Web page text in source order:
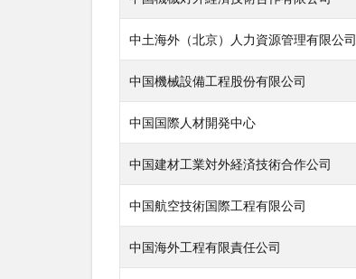
中土海外（北京）人力資源管理有限公司
中国機械設備工程股份有限公司
中国国際人材開発中心
中国建材工業対外経済技術合作公司
中国航空技術国際工程有限公司
中国海外工程有限責任公司